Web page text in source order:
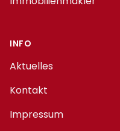
INFO
Aktuelles
Kontakt
Impressum